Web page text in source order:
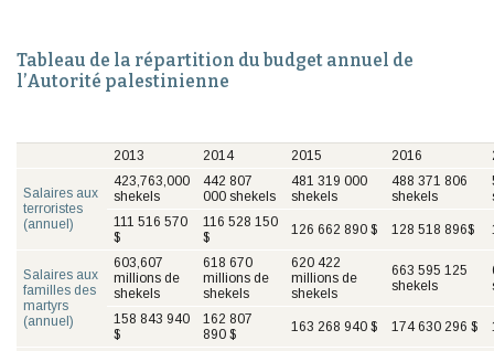
Tableau de la répartition du budget annuel de
l’Autorité palestinienne
2013 2014 2015 2016
Salaires aux
terroristes
(annuel)
423,763,000
shekels
442 807
000 shekels
481 319 000
shekels
488 371 806
shekels
111 516 570
$
116 528 150
$
126 662 890 $ 128 518 896$
Salaires aux
familles des
martyrs
(annuel)
603,607
millions de
shekels
618 670
millions de
shekels
620 422
millions de
shekels
663 595 125
shekels
158 843 940
$
162 807
890 $
163 268 940 $ 174 630 296 $